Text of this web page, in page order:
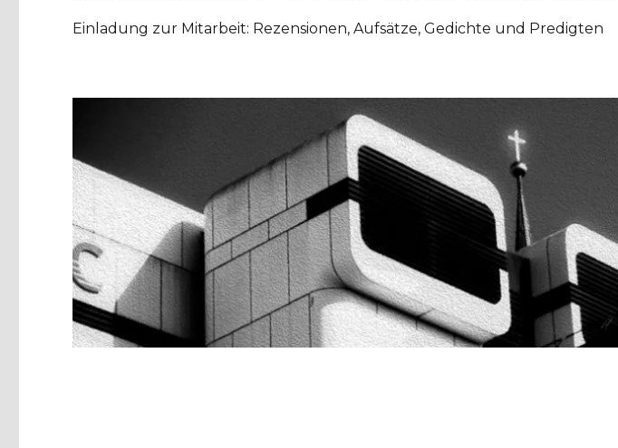
Einladung zur Mitarbeit: Rezensionen, Aufsätze, Gedichte und Predigten